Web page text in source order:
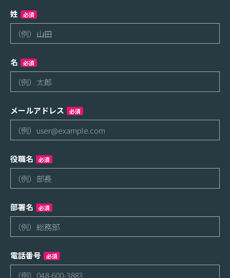
姓 必須
名 必須
メールアドレス 必須
役職名 必須
部署名 必須
電話番号 必須